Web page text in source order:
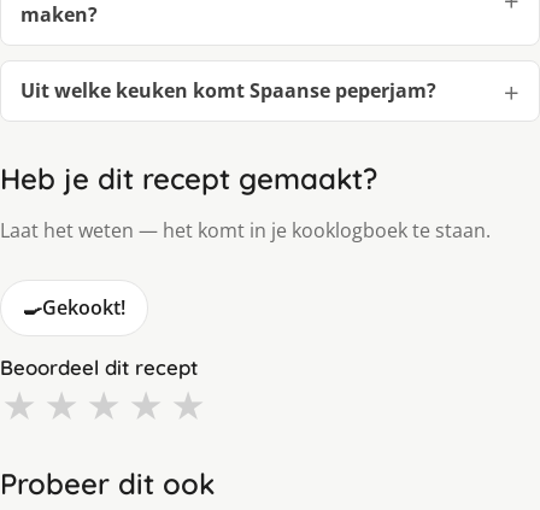
maken?
Uit welke keuken komt Spaanse peperjam?
Heb je dit recept gemaakt?
Laat het weten — het komt in je kooklogboek te staan.
🍳Gekookt!
Beoordeel dit recept
★ ★ ★ ★ ★
Probeer dit ook